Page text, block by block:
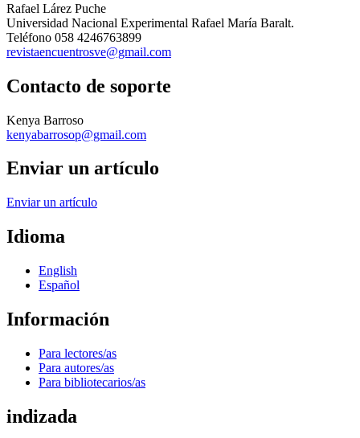
Rafael Lárez Puche
Universidad Nacional Experimental Rafael María Baralt.
Teléfono 058 4246763899
revistaencuentrosve@gmail.com
Contacto de soporte
Kenya Barroso
kenyabarrosop@gmail.com
Enviar un artículo
Enviar un artículo
Idioma
English
Español
Información
Para lectores/as
Para autores/as
Para bibliotecarios/as
indizada